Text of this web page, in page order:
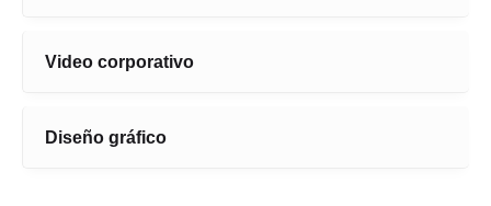
Video corporativo
Diseño gráfico